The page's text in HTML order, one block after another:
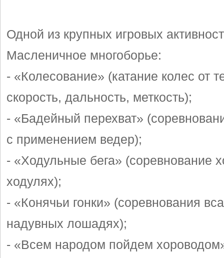
Одной из крупных игровых
Масленичное многоборье:
- «Колесование» (катание колес от
скорость, дальность, меткость);
- «Бадейный перехват»
с применением ведер);
- «Ходульные бега» (соревнование
ходулях);
- «Конячьи гонки» (соревнования
надувных лошадях);
- «Всем народом пойдем